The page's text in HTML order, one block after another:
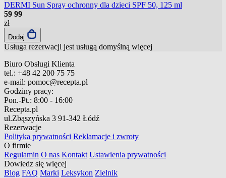
DERMI Sun Spray ochronny dla dzieci SPF 50, 125 ml
59 99
zł
Dodaj
Usługa rezerwacji jest usługą domyślną więcej
Biuro Obsługi Klienta
tel.: +48 42 200 75 75
e-mail: pomoc@recepta.pl
Godziny pracy:
Pon.-Pt.: 8:00 - 16:00
Recepta.pl
ul.Zbąszyńska 3 91-342 Łódź
Rezerwacje
Polityka prywatności Reklamacje i zwroty
O firmie
Regulamin O nas Kontakt Ustawienia prywatności
Dowiedz się więcej
Blog FAQ Marki Leksykon Zielnik